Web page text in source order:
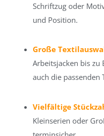
Schriftzug oder
und Position.
Große
Arbeitsjacken bis zu
auch die passenden
Vielfältige
Kleinserien oder